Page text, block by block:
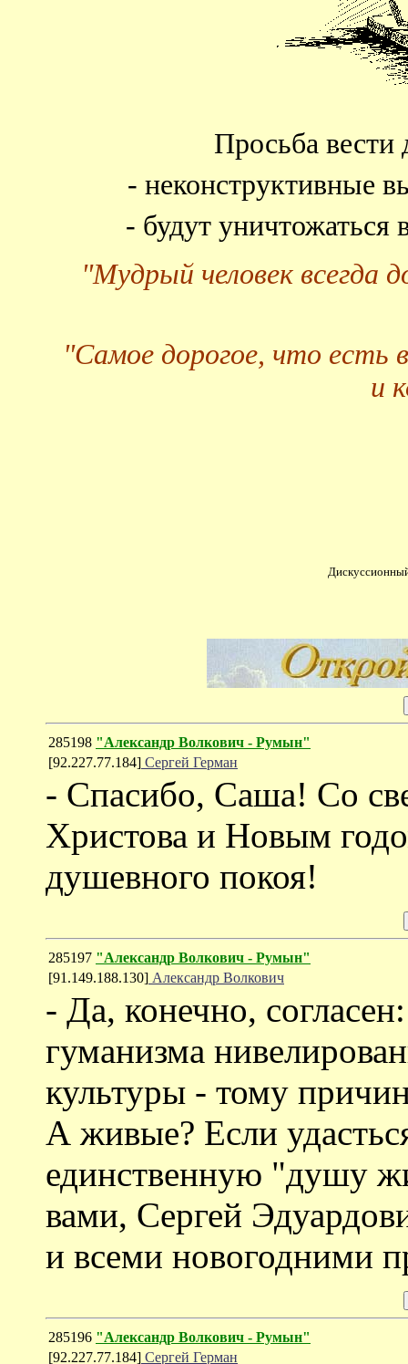
Просьба вести
- неконструктивные
- будут
"Мудрый человек всегда
"Самое дорогое, что есть
и
285198 "Александр Волкович - Румын"
[92.227.77.184] Сергей Герман
- Спасибо, Саша! Со
Христова и Новым
душевного покоя!
285197 "Александр Волкович - Румын"
[91.149.188.130] Александр Волкович
- Да, конечно,
гуманизма
культуры - тому
А живые? Если
единственную "душу
вами, Сергей
и всеми новогодними
285196 "Александр Волкович - Румын"
[92.227.77.184] Сергей Герман